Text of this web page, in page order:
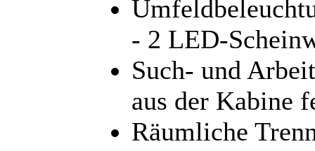
- 2 LED-
Such- und
aus der Kabine
Räumliche